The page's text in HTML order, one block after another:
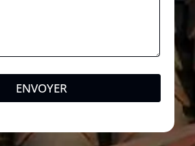
ENVOYER